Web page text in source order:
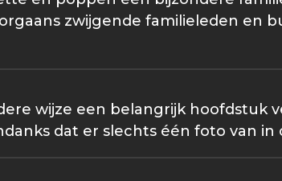
zwijgende familieleden en
wijze een belangrijk hoofdstuk
dat er slechts één foto van in